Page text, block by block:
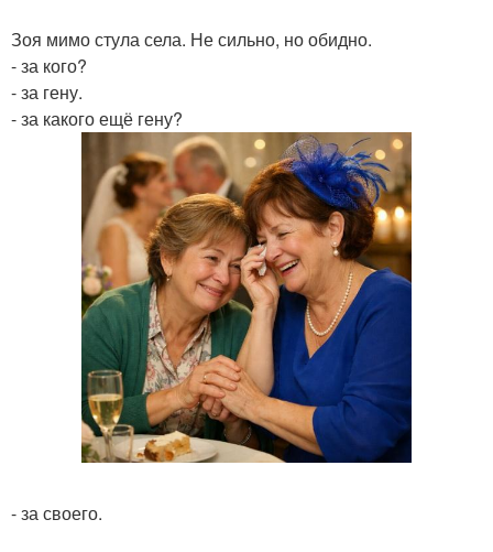
Зоя мимо стула села. Не сильно, но обидно.
- за кого?
- за гену.
- за какого ещё гену?
- за своего.